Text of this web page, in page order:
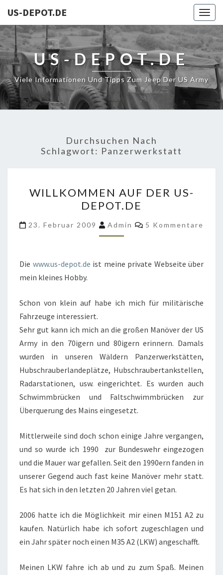
US-DEPOT.DE
US-DEPOT.DE
Viele Informationen Und Tipps Zum Jeep Der US Army
Durchsuchen Nach
Schlagwort: Panzerwerkstatt
AUF
DER
US-
DEPOT.DE
WILLKOMMEN AUF DER US-
DEPOT.DE
23. Februar 2009 Admin Kommentare
5 Kommentare
Die www.us-depot.de ist meine private Webseite über
mein kleines Hobby.
Schon von klein auf habe ich mich für militärische
Fahrzeuge interessiert.
Sehr gut kann ich mich an die großen Manöver der US
Army in den 70igern und 80igern erinnern. Damals
wurden in unseren Wäldern Panzerwerkstätten,
Hubschrauberlandeplätze, Hubschraubertankstellen,
Radarstationen, usw. eingerichtet. Es wurden auch
Schwimmbrücken und Faltschwimmbrücken zur
Überquerung des Mains eingesetzt.
Mittlerweile sind doch schon einige Jahre vergangen,
und so wurde ich 1990 zur Bundeswehr eingezogen
und die Mauer war gefallen. Seit den 1990ern fanden in
unserer Gegend auch fast keine Manöver mehr statt.
Es hat sich in den letzten 20 Jahren viel getan.
2006 hatte ich die Möglichkeit mir einen M151 A2 zu
kaufen. Natürlich habe ich sofort zugeschlagen und
ein Jahr später noch einen M35 A2 (LKW) angeschafft.
Meinen LKW fahre ich ab und zu zum Spaß. Meinen